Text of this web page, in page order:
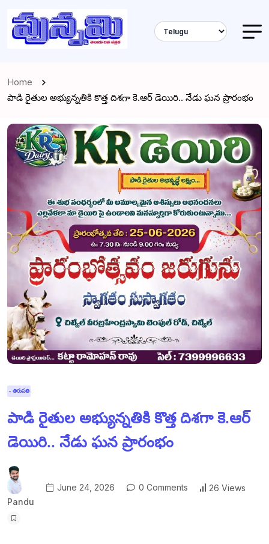
Home
పాడి రైతుల అభ్యున్నతికి కొత్త దిశగా కె.ఆర్ డెయిరి.. నేడు ఘన ప్రారంభం
- తిరుపతి
పాడి రైతుల అభ్యున్నతికి కొత్త దిశగా కె.ఆర్
డెయిరి.. నేడు ఘన ప్రారంభం
Pandu
June 24, 2026 0 Comments 26 Views